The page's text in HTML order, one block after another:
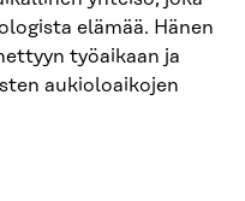
elämää. Hänen
työaikaan ja
aukioloaikojen